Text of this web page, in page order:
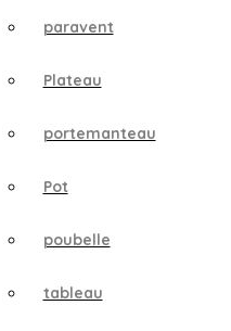
paravent
Plateau
portemanteau
Pot
poubelle
tableau